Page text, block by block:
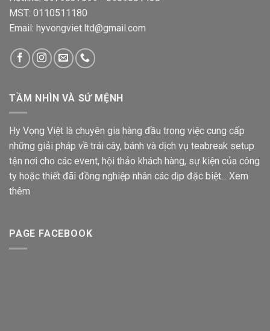
MST: 0110511180
Email: hyvongviet.ltd@gmail.com
TẦM NHÌN VÀ SỨ MỆNH
Hy Vọng Việt là chuyên gia hàng đầu trong việc cung cấp
những giải pháp về trái cây, bánh và dịch vụ teabreak setup
tận nơi cho các event, hội thảo khách hàng, sự kiện của công
ty hoặc thiết đãi đồng nghiệp nhân các dịp đặc biệt... Xem
thêm
PAGE FACEBOOK